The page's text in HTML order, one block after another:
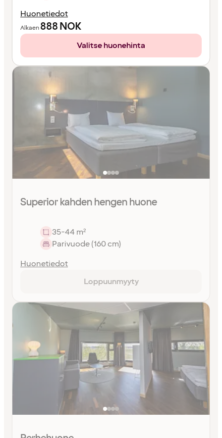
Huonetiedot
Alkaen888NOK
Valitse huonehinta
Superior kahden hengen huone
35-44 m²
Parivuode (160 cm)
Huonetiedot
Loppuunmyyty